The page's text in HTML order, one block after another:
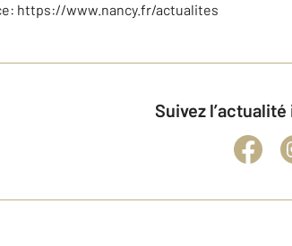
https://www.nancy.fr/actualites
Suivez